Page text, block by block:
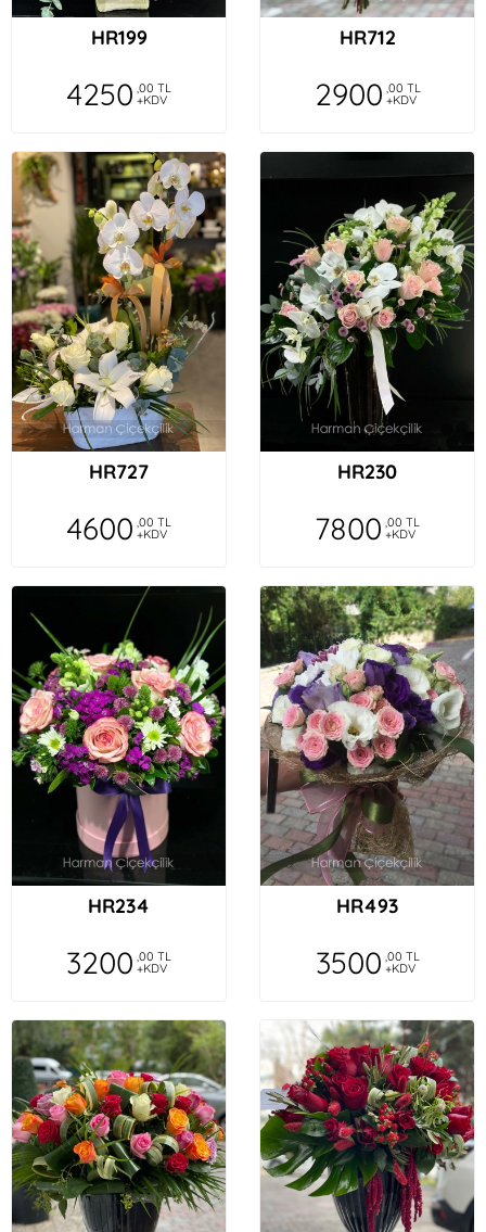
HR199
4250 ,00 TL
+KDV
HR712
2900 ,00 TL
+KDV
HR727
4600 ,00 TL
+KDV
HR230
7800 ,00 TL
+KDV
HR234
3200 ,00 TL
+KDV
HR493
3500 ,00 TL
+KDV